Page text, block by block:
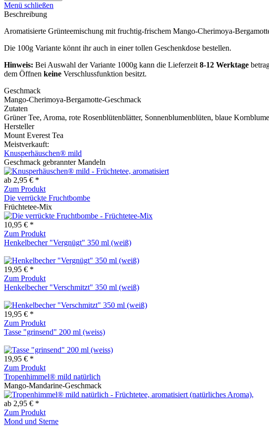
Menü schließen
Beschreibung
Aromatisierte Grünteemischung mit fruchtig-frischem Mango-Cherimoya-
Die 100g Variante könnt ihr auch in einer tollen Geschenkdose bestellen.
Hinweis: Bei Auswahl der Variante 1000g kann die Lieferzeit 8-12 Werktage
dem Öffnen keine Verschlussfunktion besitzt.
Geschmack
Mango-Cherimoya-Bergamotte-Geschmack
Zutaten
Grüner Tee, Aroma, rote Rosenblütenblätter, Sonnenblumenblüten, blaue
Hersteller
Mount Everest Tea
Meistverkauft:
Knusperhäuschen® mild
Geschmack gebrannter Mandeln
ab 2,95 € *
Zum Produkt
Die verrückte Fruchtbombe
Früchtetee-Mix
10,95 € *
Zum Produkt
Henkelbecher "Vergnügt" 350 ml (weiß)
19,95 € *
Zum Produkt
Henkelbecher "Verschmitzt" 350 ml (weiß)
19,95 € *
Zum Produkt
Tasse "grinsend" 200 ml (weiss)
19,95 € *
Zum Produkt
Tropenhimmel® mild natürlich
Mango-Mandarine-Geschmack
ab 2,95 € *
Zum Produkt
Mond und Sterne